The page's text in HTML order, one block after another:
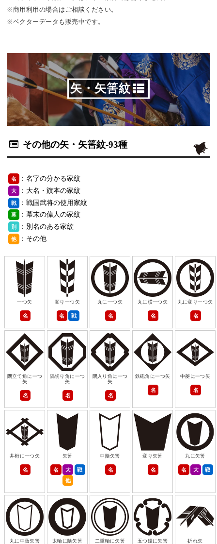
※商用利用の場合はご相談ください。
※ベクターデータも販売中です。
矢・矢筈紋
その他の矢・矢筈紋-93種
名 ：名字の分かる家紋
大 ：大名・旗本の家紋
戦 ：戦国武将の使用家紋
幕 ：幕末の偉人の家紋
別 ：別名のある家紋
他 ：その他
一つ矢
名
変り一つ矢
名 戦
丸に一つ矢
名
丸に横一つ矢
名
丸に変り一つ矢
名
隅立て角に一つ
矢
名
隅切り角に一つ
矢
名
隅入り角に一つ
矢
名
鉄砲角に一つ矢
名
中菱に一つ矢
名
井桁に一つ矢
名
矢筈
名 大
戦
他
中陰矢筈
名
変り矢筈
名
丸に矢筈
名 大 戦
丸に中蔭矢筈 太輪に陰矢筈 二重輪に矢筈 五つ鐶に矢筈 折れ矢